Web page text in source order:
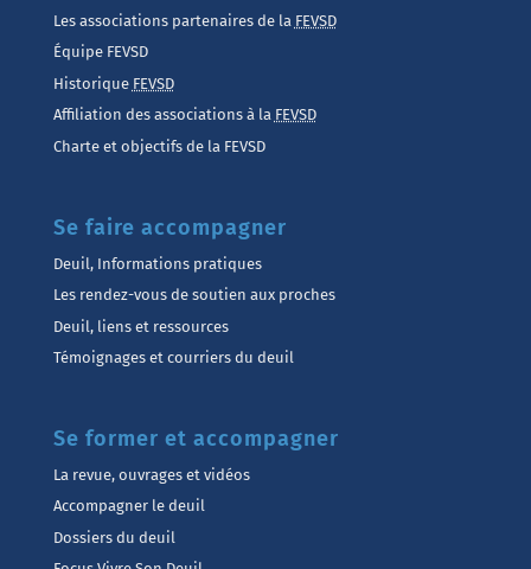
Les associations partenaires de la FEVSD
Équipe FEVSD
Historique FEVSD
Affiliation des associations à la FEVSD
Charte et objectifs de la FEVSD
Se faire accompagner
Deuil, Informations pratiques
Les rendez-vous de soutien aux proches
Deuil, liens et ressources
Témoignages et courriers du deuil
Se former et accompagner
La revue, ouvrages et vidéos
Accompagner le deuil
Dossiers du deuil